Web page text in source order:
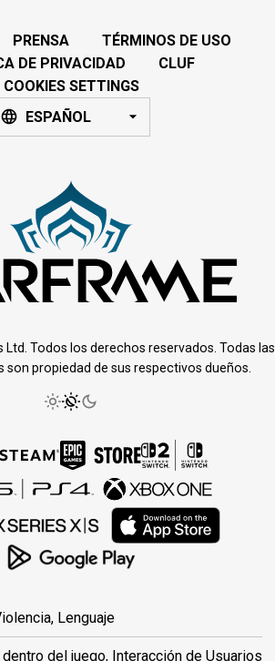
PRENSA
TÉRMINOS DE USO
DE PRIVACIDAD
CLUF
COOKIES SETTINGS
ESPAÑOL
Todos los derechos reservados. Todas las
son propiedad de sus respectivos dueños.
Lenguaje
del juego, Interacción de Usuarios